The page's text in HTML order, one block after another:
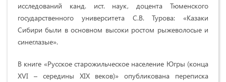
исследований канд. ист. наук, доцента Тюменского
государственного университета С.В. Турова: «Казаки
Сибири были в основном высоки ростом рыжеволосые и
синеглазые».
В книге «Русское старожильческое население Югры (конца
XVI – середины XIX веков)» опубликована переписка